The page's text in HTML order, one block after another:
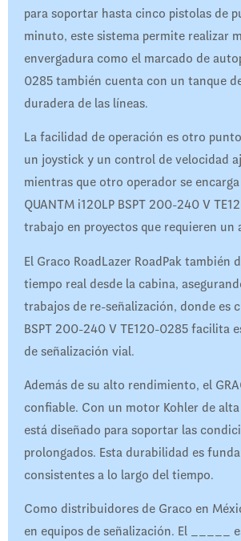
para soportar hasta cinco pistolas de
minuto, este sistema permite realizar
envergadura como el marcado de
0285 también cuenta con un tanque
duradera de las líneas.
La facilidad de operación es otro
un joystick y un control de velocidad
mientras que otro operador se
QUANTM i120LP BSPT 200-240 V
trabajo en proyectos que requieren
El Graco RoadLazer RoadPak
tiempo real desde la cabina,
trabajos de re-señalización, donde es
BSPT 200-240 V TE120-0285 facilita
de señalización vial.
Además de su alto rendimiento, el
confiable. Con un motor Kohler de
está diseñado para soportar las
prolongados. Esta durabilidad es
consistentes a lo largo del tiempo.
Como distribuidores de Graco en
en equipos de señalización. El _____